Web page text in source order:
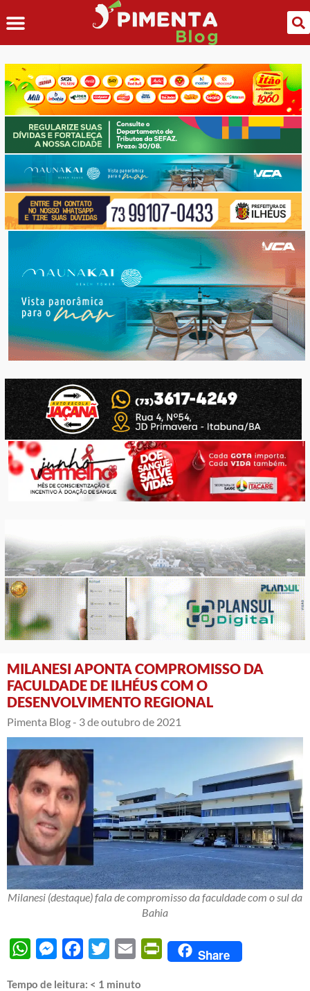
MILANESI APONTA COMPROMISSO DA
FACULDADE DE ILHÉUS COM O
DESENVOLVIMENTO REGIONAL
Pimenta Blog - 3 de outubro de 2021
Milanesi (destaque) fala de compromisso da faculdade com o sul da
Bahia
WhatsAppMessengerFacebook
Twitter Email PrintFriendly
Share
Tempo de leitura: < 1 minuto